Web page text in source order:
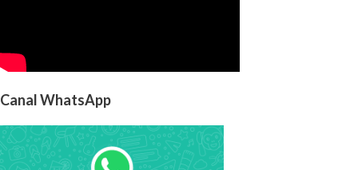
Canal WhatsApp